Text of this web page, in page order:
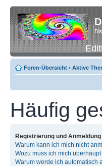
Foren-Übersicht • Aktive
Häufig
Registrierung und Anmeldung
Warum kann ich mich nicht
Wozu muss ich mich
Warum werde ich automatisch